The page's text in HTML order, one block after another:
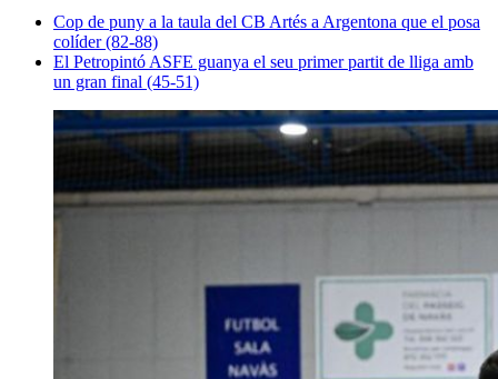
Cop de puny a la taula del CB Artés a Argentona que el posa
colíder (82-88)
El Petropintó ASFE guanya el seu primer partit de lliga amb
un gran final (45-51)